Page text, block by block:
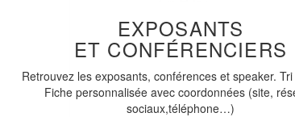
EXPOSANTS
ET CONFÉRENCIERS
Retrouvez les exposants, conférences et speaker.
Fiche personnalisée avec coordonnées (site,
sociaux,téléphone…)